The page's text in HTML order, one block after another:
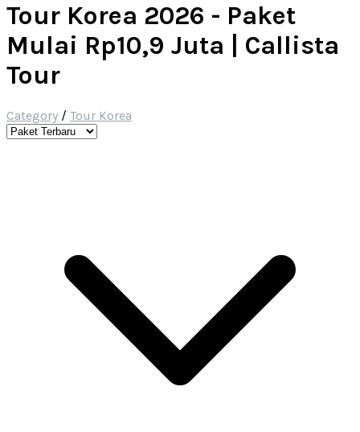
Tour Korea 2026 - Paket
Mulai Rp10,9 Juta | Callista
Tour
Category / Tour Korea